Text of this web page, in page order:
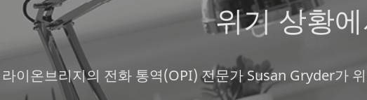
위기 상황
라이온브리지의 전화 통역(OPI) 전문가 Susan Gryder가